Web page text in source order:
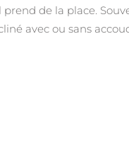
prend de la place.
avec ou sans